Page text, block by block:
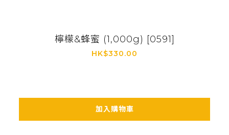
檸檬&蜂蜜 (1,000g) [0591]
HK$330.00
加入購物車